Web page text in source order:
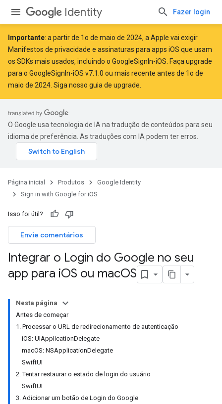
Identity Fazer login
Importante: a partir de 1o de maio de 2024, a Apple vai exigir
Manifestos de privacidade e assinaturas para apps iOS que usam
os SDKs mais usados, incluindo o GoogleSignIn-iOS. Faça upgrade
para o GoogleSignIn-iOS v7.1.0 ou mais recente antes de 1o de
maio de 2024. Siga nosso guia de upgrade
O Google usa tecnologia de IA na tradução de conteúdos para seu
idioma de preferência. As traduções com IA podem ter erros.
Página inicial Produtos
Google Identity
Sign in with Google for iOS
Isso foi útil?
Envie comentários
Integrar o Login do Google no seu
app para iOS ou macOS
Nesta página
Antes de começar
1. Processar o URL de redirecionamento de autenticação
iOS: UIApplicationDelegate
macOS: NSApplicationDelegate
SwiftUI
2. Tentar restaurar o estado de login do usuário
SwiftUI
3. Adicionar um botão de Login do Google